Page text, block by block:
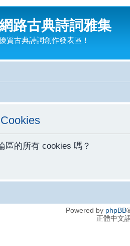
路古典詩詞雅集
質古典詩詞創作發表區！
區的所有 cookies 嗎？
Powered by phpBB
正體中文